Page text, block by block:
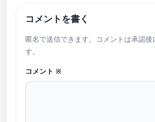
コメントを書く
匿名で送信できます。コメントは承認後
す。
コメント ※